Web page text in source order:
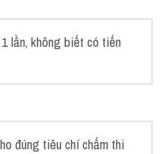
lần, không biết có tiến
đúng tiêu chí chấm thi